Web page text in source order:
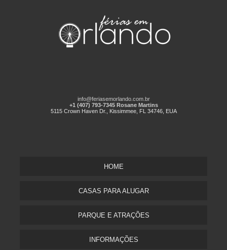
info@feriasemorlando.com.br
+1 (407) 793-7345 Rosane Martins
5115 Crown Haven Dr., Kissimmee, FL 34746, EUA
HOME
CASAS PARA ALUGAR
PARQUE E ATRAÇÕES
INFORMAÇÕES